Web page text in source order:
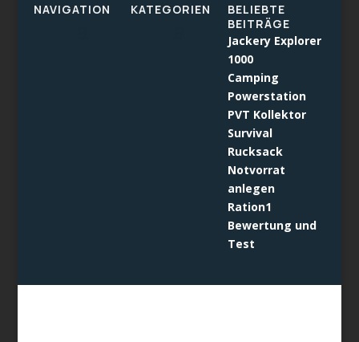
NAVIGATION KATEGORIEN
BELIEBTE
BEITRÄGE
Jackery Explorer
1000
Camping
Powerstation
PVT Kollektor
Survival
Rucksack
Notvorrat
anlegen
Ration1
Bewertung und
Test